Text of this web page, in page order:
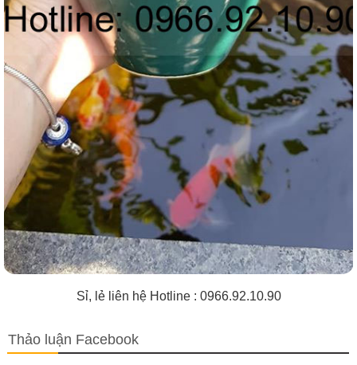
Sỉ, lẻ liên hệ Hotline : 0966.92.10.90
Thảo luận Facebook